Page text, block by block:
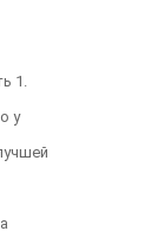
1.
у